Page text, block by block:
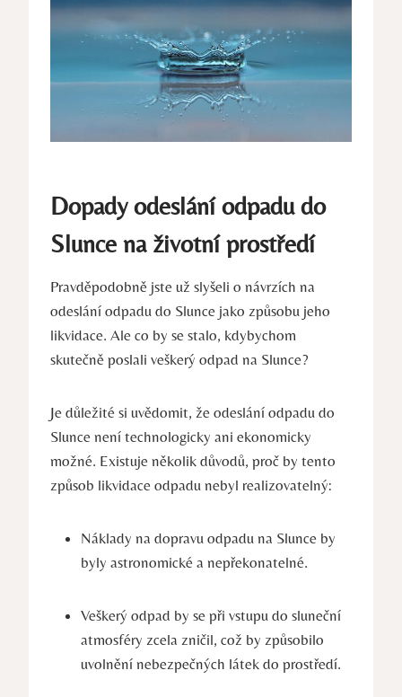
Dopady odeslání odpadu do
Slunce na životní prostředí
Pravděpodobně jste už slyšeli o návrzích na
odeslání odpadu do Slunce jako způsobu jeho
likvidace. Ale co by se stalo, kdybychom
skutečně poslali veškerý odpad na Slunce?
Je důležité si uvědomit, že odeslání odpadu do
Slunce není technologicky ani ekonomicky
možné. Existuje několik důvodů, proč by tento
způsob likvidace odpadu nebyl realizovatelný:
Náklady na dopravu odpadu na Slunce by
byly astronomické a nepřekonatelné.
Veškerý odpad by se při vstupu do sluneční
atmosféry zcela zničil, což by způsobilo
uvolnění nebezpečných látek do prostředí.